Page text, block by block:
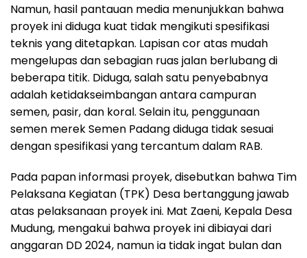
Namun, hasil pantauan media menunjukkan bahwa
proyek ini diduga kuat tidak mengikuti spesifikasi
teknis yang ditetapkan. Lapisan cor atas mudah
mengelupas dan sebagian ruas jalan berlubang di
beberapa titik. Diduga, salah satu penyebabnya
adalah ketidakseimbangan antara campuran
semen, pasir, dan koral. Selain itu, penggunaan
semen merek Semen Padang diduga tidak sesuai
dengan spesifikasi yang tercantum dalam RAB.
Pada papan informasi proyek, disebutkan bahwa Tim
Pelaksana Kegiatan (TPK) Desa bertanggung jawab
atas pelaksanaan proyek ini. Mat Zaeni, Kepala Desa
Mudung, mengakui bahwa proyek ini dibiayai dari
anggaran DD 2024, namun ia tidak ingat bulan dan